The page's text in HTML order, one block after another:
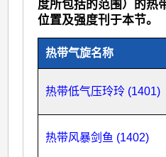
度所包括的范围）的热
位置及强度刊于本节。
热带气旋名称
热带低气压玲玲 (1401)
热带风暴剑鱼 (1402)